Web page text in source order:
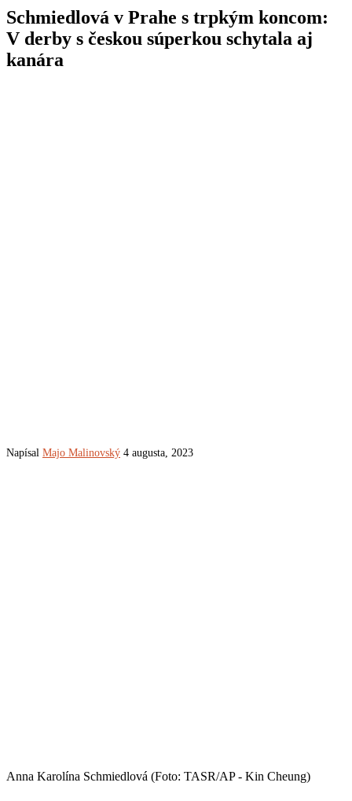
Schmiedlová v Prahe s trpkým koncom:
V derby s českou súperkou schytala aj
kanára
Napísal Majo Malinovský 4 augusta, 2023
Anna Karolína Schmiedlová (Foto: TASR/AP - Kin Cheung)